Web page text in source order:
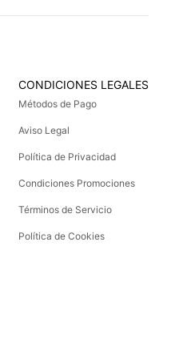
CONDICIONES LEGALES
Métodos de Pago
Aviso Legal
Política de Privacidad
Condiciones Promociones
Términos de Servicio
Política de Cookies